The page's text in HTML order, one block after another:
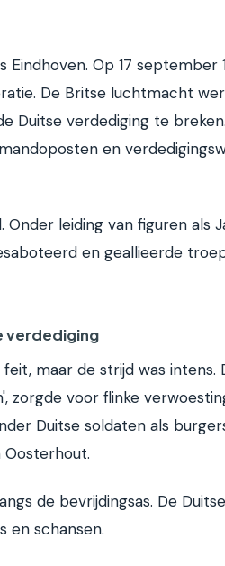
Op 17 september
De Britse luchtmacht
Duitse verdediging te
en
leiding van figuren als
en geallieerde
verdediging
maar de strijd was intens.
zorgde voor flinke
Duitse soldaten als
Oosterhout.
de bevrijdingsas. De
en schansen.